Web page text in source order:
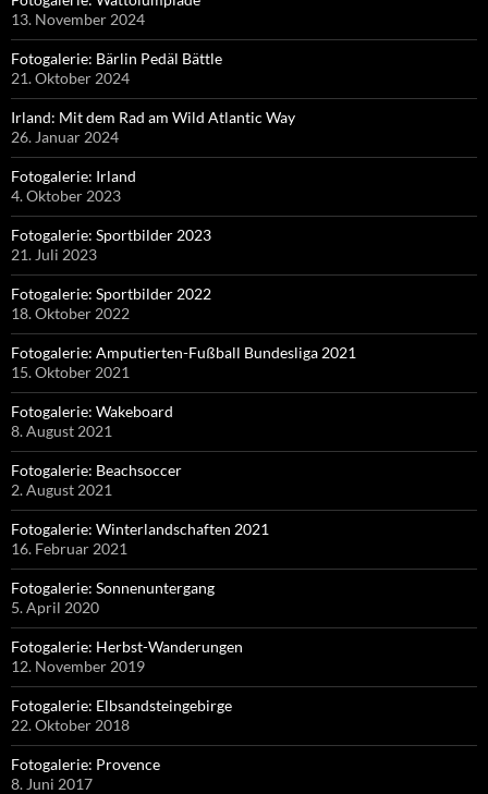
13. November 2024
Fotogalerie: Bärlin Pedäl Bättle
21. Oktober 2024
Irland: Mit dem Rad am Wild Atlantic Way
26. Januar 2024
Fotogalerie: Irland
4. Oktober 2023
Fotogalerie: Sportbilder 2023
21. Juli 2023
Fotogalerie: Sportbilder 2022
18. Oktober 2022
Fotogalerie: Amputierten-Fußball Bundesliga 2021
15. Oktober 2021
Fotogalerie: Wakeboard
8. August 2021
Fotogalerie: Beachsoccer
2. August 2021
Fotogalerie: Winterlandschaften 2021
16. Februar 2021
Fotogalerie: Sonnenuntergang
5. April 2020
Fotogalerie: Herbst-Wanderungen
12. November 2019
Fotogalerie: Elbsandsteingebirge
22. Oktober 2018
Fotogalerie: Provence
8. Juni 2017